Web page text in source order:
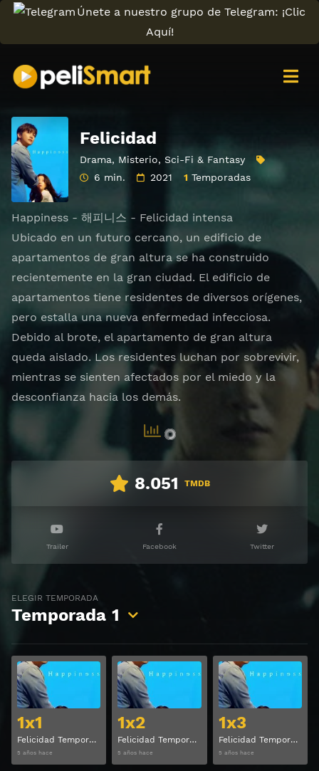
Únete a nuestro grupo de Telegram: ¡Clic
Aquí!
Felicidad
Drama, Misterio, Sci-Fi & Fantasy
6 min.
2021 1 Temporadas
Happiness - 해피니스 - Felicidad intensa
Ubicado en un futuro cercano, un edificio de
apartamentos de gran altura se ha construido
recientemente en la gran ciudad. El edificio de
apartamentos tiene residentes de diversos orígenes,
pero estalla una nueva enfermedad infecciosa.
Debido al brote, el apartamento de gran altura
queda aislado. Los residentes luchan por sobrevivir,
mientras se sienten afectados por el miedo y la
desconfianza hacia los demás.
8.051 TMDB
Trailer Facebook Twitter
ELEGIR TEMPORADA
Temporada 1
1x1
Felicidad Temporada 1 Capitulo 1
5 años hace
Ver
1x2
Felicidad Temporada 1 Capitulo 2
5 años hace
Ver
1x3
Felicidad Temporada 1 Capitulo 3
5 años hace